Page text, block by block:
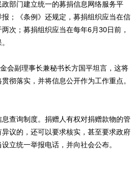
部门建立统一的募捐信息网络服务平
；《条例》还规定，募捐组织应当在信
次；募捐组织应当在每年6月30日前，
会副理事长兼秘书长方国平坦言，这将
彻落实，并将信息公开作为工作重点。
查询制度。捐赠人有权对捐赠款物的管
议的，还可以要求核实，甚至要求政府
立统一举报电话，并向社会公布。